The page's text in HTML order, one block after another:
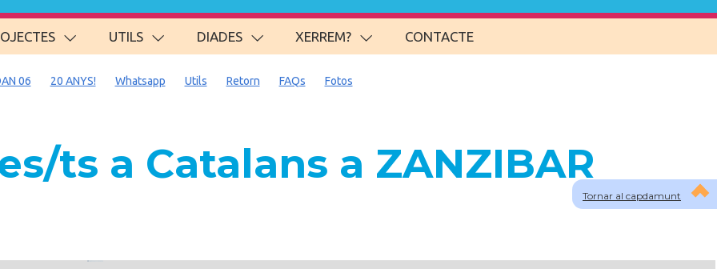
UTILS DIADES XERREM? CONTACTE
Tornar al capdamunt
06 20 ANYS! Whatsapp Utils Retorn FAQs Fotos
ts a Catalans a ZANZIBAR